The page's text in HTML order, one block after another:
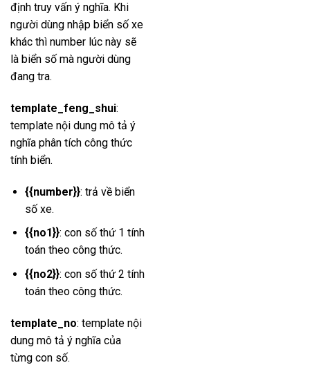
định truy vấn ý nghĩa. Khi
người dùng nhập biển số xe
khác thì number lúc này sẽ
là biển số mà người dùng
đang tra.
template_feng_shui:
template nội dung mô tả ý
nghĩa phân tích công thức
tính biển.
{{number}}: trả về biển
số xe.
{{no1}}: con số thứ 1 tính
toán theo công thức.
{{no2}}: con số thứ 2 tính
toán theo công thức.
template_no: template nội
dung mô tả ý nghĩa của
từng con số.